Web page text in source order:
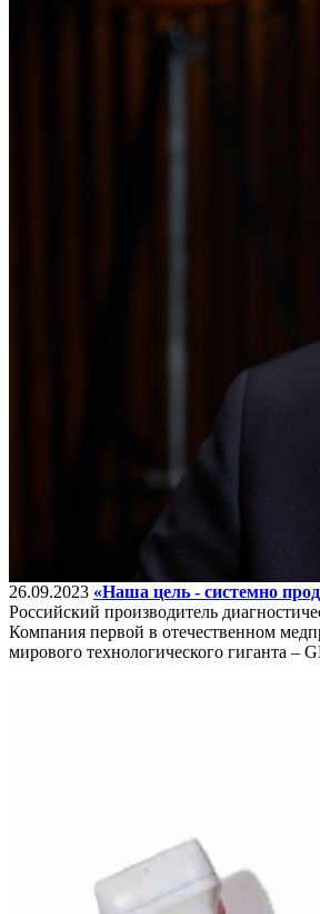
26.09.2023 «Наша цель - системно
Российский производитель
Компания первой в отечественном
мирового технологического гиганта –